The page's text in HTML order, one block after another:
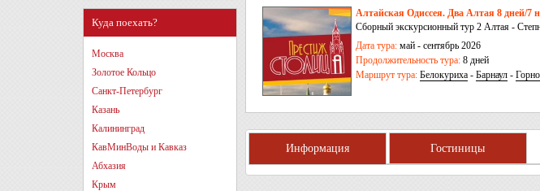
Куда поехать?
Москва
Золотое Кольцо
Санкт-Петербург
Казань
Калининград
КавМинВоды и Кавказ
Абхазия
Крым
Алтайская Одиссея. Два Алтая 8 дней/7
Сборный экскурсионный тур 2 Алтая -
Дата тура: май - сентябрь 2026
Продолжительность тура: 8 дней
Маршрут тура: Белокуриха - Барнаул -
Информация Гостиницы